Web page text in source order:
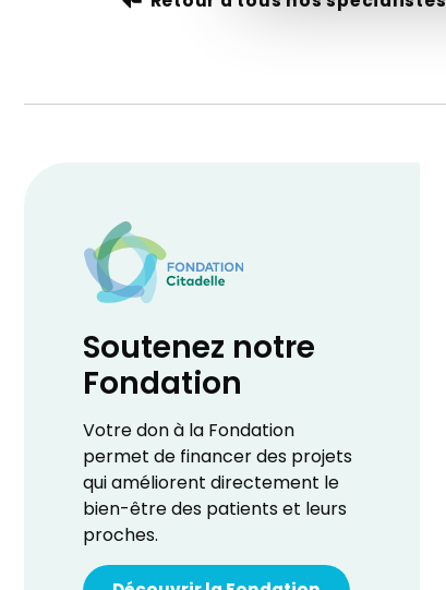
Soutenez notre
Fondation
Votre don à la Fondation
permet de financer des projets
qui améliorent directement le
bien-être des patients et leurs
proches.